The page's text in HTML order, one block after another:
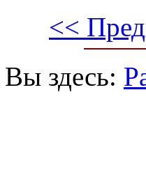
<<
Вы здесь: